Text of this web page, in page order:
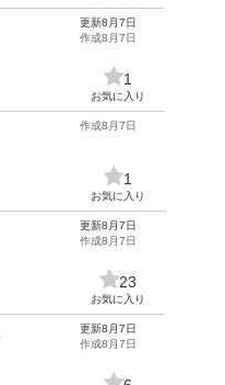
更新8月7日
作成8月7日
1
お気に入り
作成8月7日
1
お気に入り
更新8月7日
作成8月7日
23
お気に入り
更新8月7日
作成8月7日